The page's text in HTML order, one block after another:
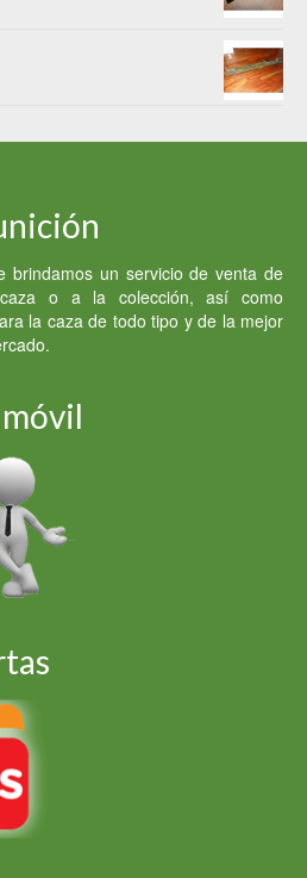
€.
brindamos un servicio de venta de
o a la colección, así como
la caza de todo tipo y de la mejor